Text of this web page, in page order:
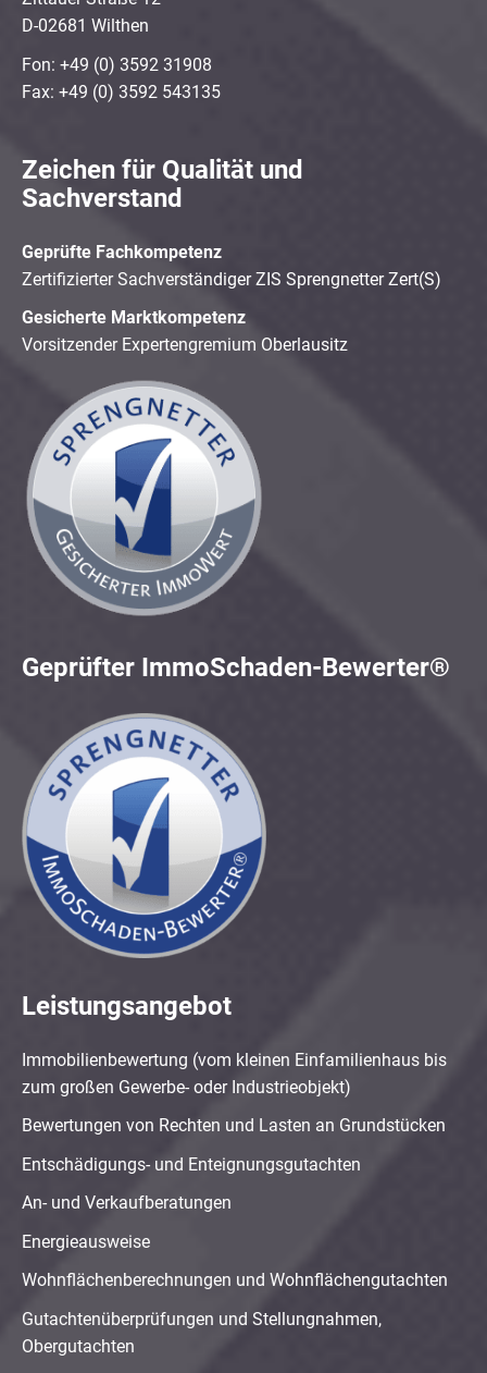
D-02681 Wilthen
Fon: +49 (0) 3592 31908
Fax: +49 (0) 3592 543135
Zeichen für Qualität und
Sachverstand
Geprüfte Fachkompetenz
Zertifizierter Sachverständiger ZIS Sprengnetter Zert(S)
Gesicherte Marktkompetenz
Vorsitzender Expertengremium Oberlausitz
Geprüfter ImmoSchaden-Bewerter®
Leistungsangebot
Immobilienbewertung (vom kleinen Einfamilienhaus bis
zum großen Gewerbe- oder Industrieobjekt)
Bewertungen von Rechten und Lasten an Grundstücken
Entschädigungs- und Enteignungsgutachten
An- und Verkaufberatungen
Energieausweise
Wohnflächenberechnungen und Wohnflächengutachten
Gutachtenüberprüfungen und Stellungnahmen,
Obergutachten